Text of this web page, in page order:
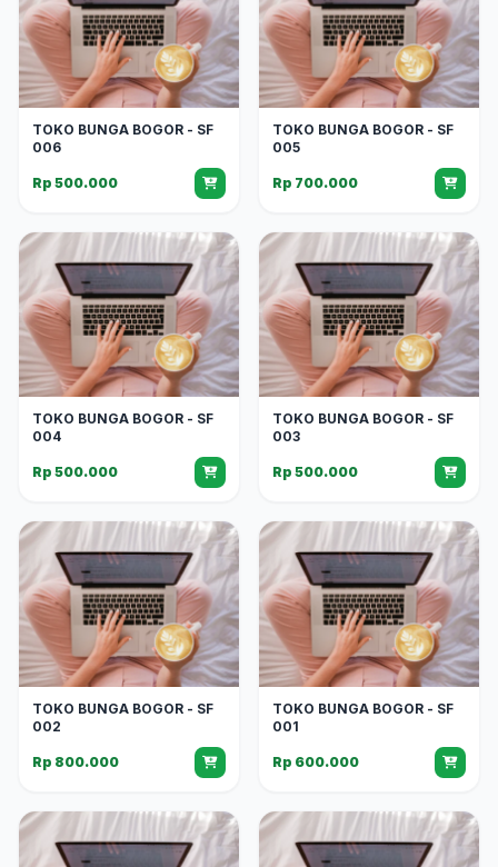
TOKO BUNGA BOGOR - SF
006
Rp 500.000
TOKO BUNGA BOGOR - SF
005
Rp 700.000
TOKO BUNGA BOGOR - SF
004
Rp 500.000
TOKO BUNGA BOGOR - SF
003
Rp 500.000
TOKO BUNGA BOGOR - SF
002
Rp 800.000
TOKO BUNGA BOGOR - SF
001
Rp 600.000